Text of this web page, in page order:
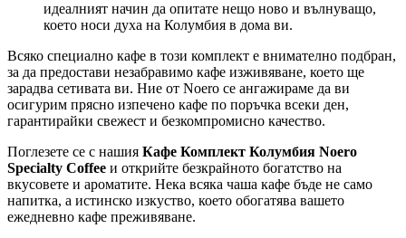
идеалният начин да опитате нещо ново и вълнуващо,
което носи духа на Колумбия в дома ви.
Всяко специално кафе в този комплект е внимателно подбран,
за да предостави незабравимо кафе изживяване, което ще
зарадва сетивата ви. Ние от Noero се ангажираме да ви
осигурим прясно изпечено кафе по поръчка всеки ден,
гарантирайки свежест и безкомпромисно качество.
Поглезете се с нашия Кафе Комплект Колумбия Noero
Specialty Coffee и открийте безкрайното богатство на
вкусовете и ароматите. Нека всяка чаша кафе бъде не само
напитка, а истинско изкуство, което обогатява вашето
ежедневно кафе преживяване.